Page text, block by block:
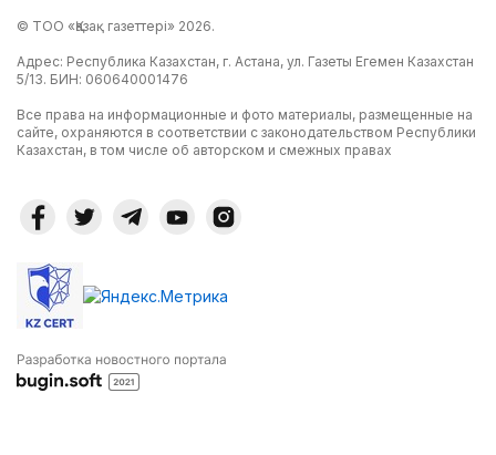
© ТОО «Қазақ газеттері» 2026.
Адрес: Республика Казахстан, г. Астана, ул. Газеты Егемен Казахстан
5/13. БИН: 060640001476
Все права на информационные и фото материалы, размещенные на
сайте, охраняются в соответствии с законодательством Республики
Казахстан, в том числе об авторском и смежных правах